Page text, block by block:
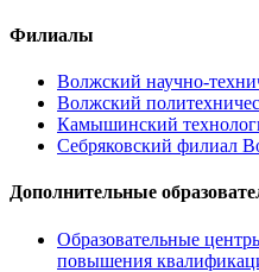
Филиалы
Волжский научно-
Волжский
Камышинский
Себряковский филиал
Дополнительные
Образовательные
повышения